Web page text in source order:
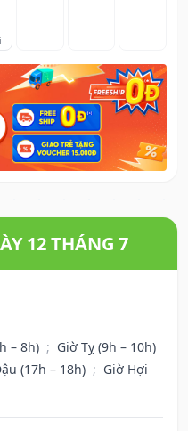
12 THÁNG 7
– 8h) ; Giờ Tỵ (9h – 10h)
(17h – 18h) ; Giờ Hợi